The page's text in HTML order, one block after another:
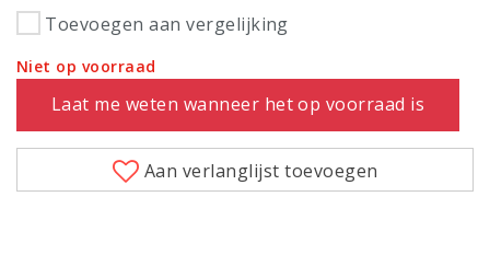
Toevoegen aan vergelijking
Niet op voorraad
Laat me weten wanneer het op voorraad is
Aan verlanglijst toevoegen